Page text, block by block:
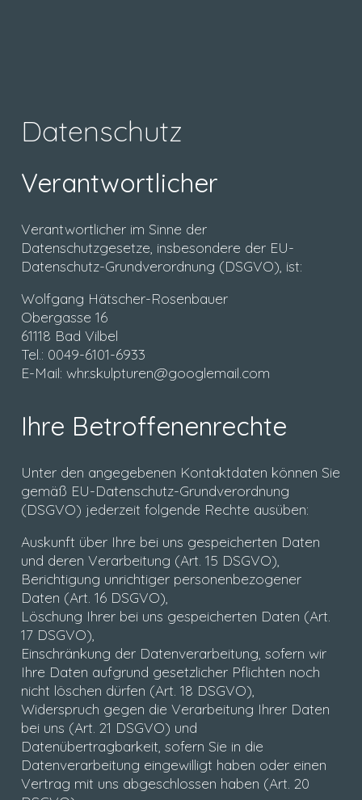
Datenschutz
Verantwortlicher
Verantwortlicher im Sinne der
Datenschutzgesetze, insbesondere der EU-
Datenschutz-Grundverordnung (DSGVO), ist:
Wolfgang Hätscher-Rosenbauer
Obergasse 16
61118 Bad Vilbel
Tel.: 0049-6101-6933
E-Mail: whr.skulpturen@googlemail.com
Ihre Betroffenenrechte
Unter den angegebenen Kontaktdaten können Sie
gemäß EU-Datenschutz-Grundverordnung
(DSGVO) jederzeit folgende Rechte ausüben:
Auskunft über Ihre bei uns gespeicherten Daten
und deren Verarbeitung (Art. 15 DSGVO),
Berichtigung unrichtiger personenbezogener
Daten (Art. 16 DSGVO),
Löschung Ihrer bei uns gespeicherten Daten (Art.
17 DSGVO),
Einschränkung der Datenverarbeitung, sofern wir
Ihre Daten aufgrund gesetzlicher Pflichten noch
nicht löschen dürfen (Art. 18 DSGVO),
Widerspruch gegen die Verarbeitung Ihrer Daten
bei uns (Art. 21 DSGVO) und
Datenübertragbarkeit, sofern Sie in die
Datenverarbeitung eingewilligt haben oder einen
Vertrag mit uns abgeschlossen haben (Art. 20